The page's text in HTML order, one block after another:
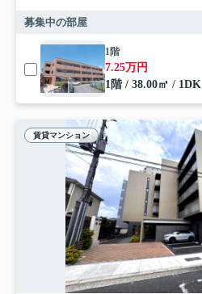
募集中の部屋
1階
7.25万円
1階 / 38.00㎡ / 1DK
賃貸マンション